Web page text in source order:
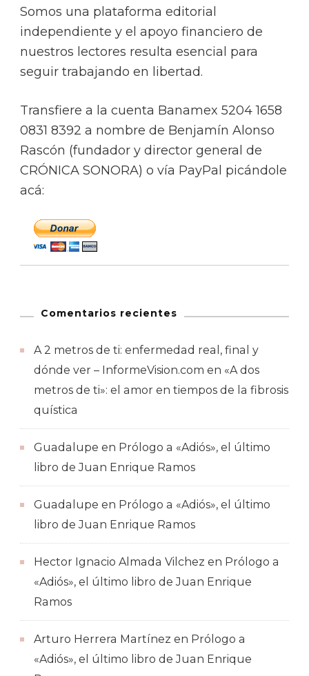
Somos una plataforma editorial
independiente y el apoyo financiero de
nuestros lectores resulta esencial para
seguir trabajando en libertad.
Transfiere a la cuenta Banamex 5204 1658
0831 8392 a nombre de Benjamín Alonso
Rascón (fundador y director general de
CRÓNICA SONORA) o vía PayPal picándole
acá:
Comentarios recientes
A 2 metros de ti: enfermedad real, final y
dónde ver – InformeVision.com en «A dos
metros de ti»: el amor en tiempos de la fibrosis
quística
Guadalupe en Prólogo a «Adiós», el último
libro de Juan Enrique Ramos
Guadalupe en Prólogo a «Adiós», el último
libro de Juan Enrique Ramos
Hector Ignacio Almada Vilchez en Prólogo a
«Adiós», el último libro de Juan Enrique
Ramos
Arturo Herrera Martínez en Prólogo a
«Adiós», el último libro de Juan Enrique